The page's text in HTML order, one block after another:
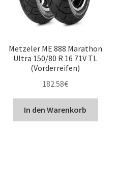
Metzeler ME 888 Marathon
Ultra 150/80 R 16 71V TL
(Vorderreifen)
182.58€
In den Warenkorb